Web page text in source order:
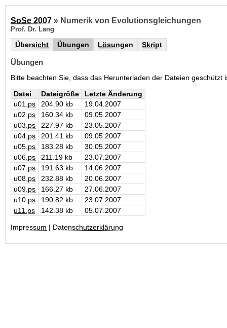
SoSe 2007 » Numerik von Evolutionsgleichungen
Prof. Dr. Lang
Übersicht Übungen Lösungen Skript
Übungen
Bitte beachten Sie, dass das Herunterladen der Dateien
Datei
Dateigröße
Letzte Änderung
u01.ps
204.90 kb
19.04.2007
u02.ps
160.34 kb
09.05.2007
u03.ps
227.97 kb
23.05.2007
u04.ps
201.41 kb
09.05.2007
u05.ps
183.28 kb
30.05.2007
u06.ps
211.19 kb
23.07.2007
u07.ps
191.63 kb
14.06.2007
u08.ps
232.88 kb
20.06.2007
u09.ps
166.27 kb
27.06.2007
u10.ps
190.82 kb
23.07.2007
u11.ps
142.38 kb 05.07.2007
Impressum | Datenschutzerklärung